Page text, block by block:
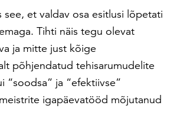
see, et valdav osa esitlusi lõpetati
Tihti näis tegu olevat
ja mitte just kõige
põhjendatud tehisarumudelite
“soodsa” ja “efektiivse”
igapäevatööd mõjutanud